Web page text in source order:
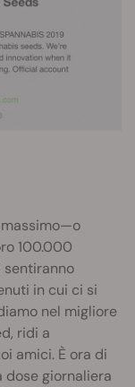
massimo—o
100.000
sentiranno
in cui ci si
nel migliore
ridi a
amici. È ora di
giornaliera